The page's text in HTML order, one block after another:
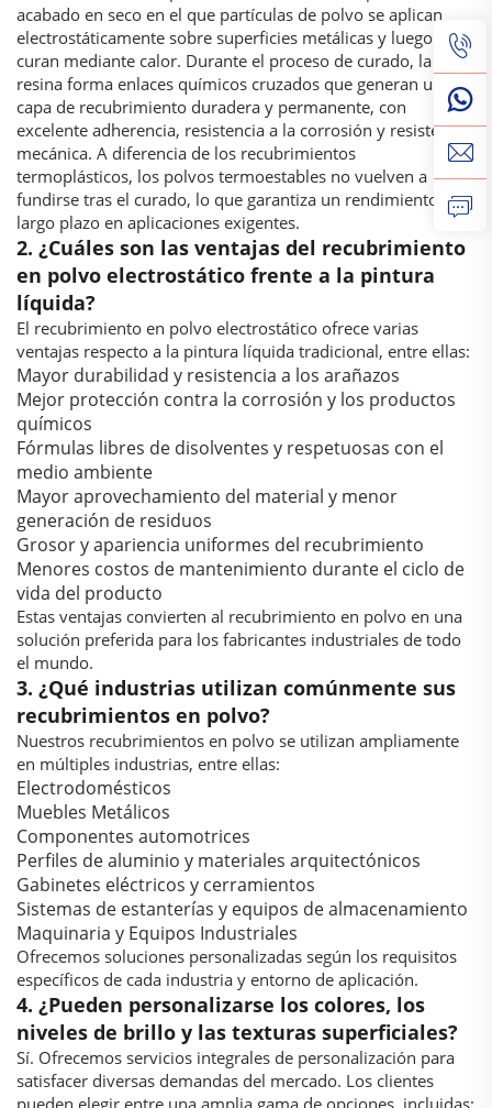
acabado en seco en el que partículas de polvo se aplican
electrostáticamente sobre superficies metálicas y luego se
curan mediante calor. Durante el proceso de curado, la
resina forma enlaces químicos cruzados que generan una
capa de recubrimiento duradera y permanente, con
excelente adherencia, resistencia a la corrosión y resistencia
mecánica. A diferencia de los recubrimientos
termoplásticos, los polvos termoestables no vuelven a
fundirse tras el curado, lo que garantiza un rendimiento a
largo plazo en aplicaciones exigentes.
2. ¿Cuáles son las ventajas del recubrimiento
en polvo electrostático frente a la pintura
líquida?
El recubrimiento en polvo electrostático ofrece varias
ventajas respecto a la pintura líquida tradicional, entre ellas:
Mayor durabilidad y resistencia a los arañazos
Mejor protección contra la corrosión y los productos
químicos
Fórmulas libres de disolventes y respetuosas con el
medio ambiente
Mayor aprovechamiento del material y menor
generación de residuos
Grosor y apariencia uniformes del recubrimiento
Menores costos de mantenimiento durante el ciclo de
vida del producto
Estas ventajas convierten al recubrimiento en polvo en una
solución preferida para los fabricantes industriales de todo
el mundo.
3. ¿Qué industrias utilizan comúnmente sus
recubrimientos en polvo?
Nuestros recubrimientos en polvo se utilizan ampliamente
en múltiples industrias, entre ellas:
Electrodomésticos
Muebles Metálicos
Componentes automotrices
Perfiles de aluminio y materiales arquitectónicos
Gabinetes eléctricos y cerramientos
Sistemas de estanterías y equipos de almacenamiento
Maquinaria y Equipos Industriales
Ofrecemos soluciones personalizadas según los requisitos
específicos de cada industria y entorno de aplicación.
4. ¿Pueden personalizarse los colores, los
niveles de brillo y las texturas superficiales?
Sí. Ofrecemos servicios integrales de personalización para
satisfacer diversas demandas del mercado. Los clientes
pueden elegir entre una amplia gama de opciones, incluidas: